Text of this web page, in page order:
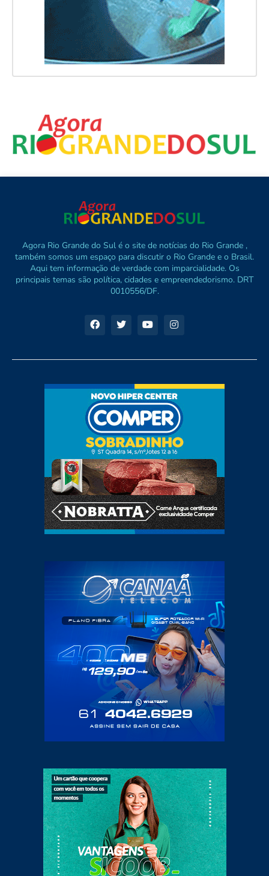
Agora Rio Grande do Sul é o site de notícias do Rio Grande ,
também somos um espaço para discutir o Rio Grande e o Brasil.
Aqui tem informação de verdade com imparcialidade. Os
principais temas são política, cidades e empreendedorismo. DRT
0010556/DF.